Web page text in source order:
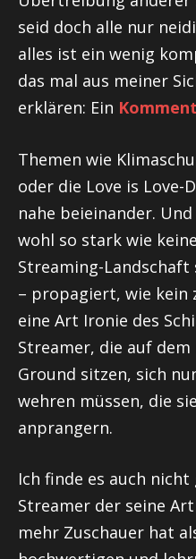
seid doch alle nur
alles ist ein wenig
das mal aus meiner
erklären: Ein
Themen wie
oder die Love is Love-
nahe beieinander.
wohl so stark wie
Streaming-
– propagiert, wie kein
eine Art Ironie des
Streamer, die auf
Ground sitzen, sich
wehren müssen, die
anprangern.
Ich finde es auch
Streamer der seine
mehr Zuschauer hat